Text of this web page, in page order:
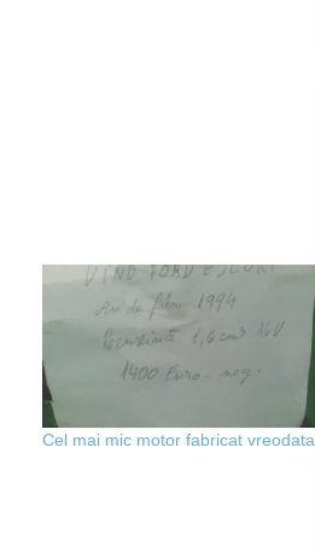
Cel mai mic motor fabricat vreodata